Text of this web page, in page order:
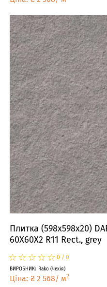
Плитка (598x598x20)
60X60X2 R11 Rect., grey
☆
★☆
★☆
★☆
★☆
★ 0 / 0
ВИРОБНИК: Rako (Чехія)
Ціна: ₴ 2 568/ м2